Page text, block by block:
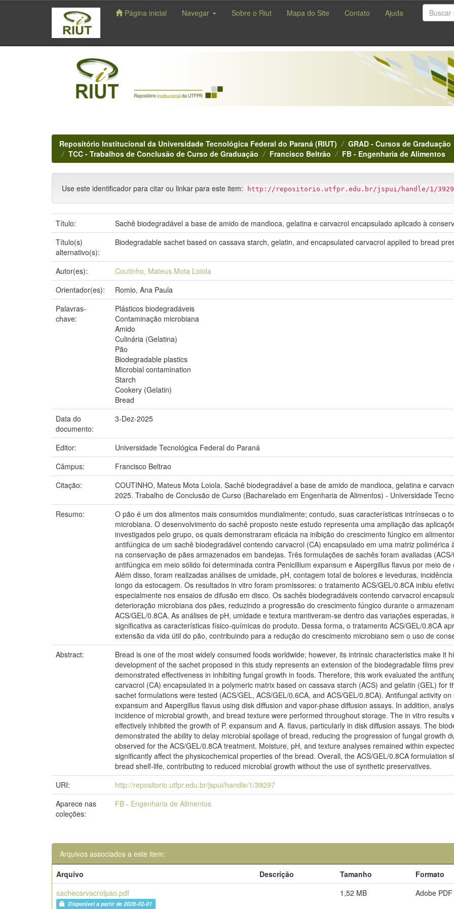
navigation
Página inicial Navegar Sobre o Riut Mapa do Site Contato Ajuda
Repositório Institucional da Universidade Tecnológica Federal do Paraná (RIUT)
GRAD - Cursos de Graduação
TCC - Trabalhos de Conclusão de Curso de Graduação
Francisco Beltrão FB - Engenharia de Alimentos
Use este identificador para citar ou linkar para este item: http://repositorio.utfpr.edu.br/jspui/handle/1/
Título:
Sachê biodegradável a base de amido de mandioca, gelatina e carvacrol encapsulado aplicado à
Título(s)
alternativo(s):
Biodegradable sachet based on cassava starch, gelatin, and encapsulated carvacrol applied to bread
Autor(es):
Coutinho, Mateus Mota Loiola
Orientador(es):
Romio, Ana Paula
Palavras-
chave:
Plásticos biodegradáveis
Contaminação microbiana
Amido
Culinária (Gelatina)
Pão
Biodegradable plastics
Microbial contamination
Starch
Cookery (Gelatin)
Bread
Data do
documento:
3-Dez-2025
Editor:
Universidade Tecnológica Federal do Paraná
Câmpus:
Francisco Beltrao
Citação:
COUTINHO, Mateus Mota Loiola. Sachê biodegradável a base de amido de mandioca, gelatina e
2025. Trabalho de Conclusão de Curso (Bacharelado em Engenharia de Alimentos) - Universidade
Resumo:
O pão é um dos alimentos mais consumidos mundialmente; contudo, suas características intrínsecas o
microbiana. O desenvolvimento do sachê proposto neste estudo representa uma ampliação das
investigados pelo grupo, os quais demonstraram eficácia na inibição do crescimento fúngico em
antifúngica de um sachê biodegradável contendo carvacrol (CA) encapsulado em uma matriz
na conservação de pães armazenados em bandejas. Três formulações de sachês foram avaliadas
antifúngica em meio sólido foi determinada contra Penicillium expansum e Aspergillus flavus por meio
Além disso, foram realizadas análises de umidade, pH, contagem total de bolores e leveduras,
longo da estocagem. Os resultados in vitro foram promissores: o tratamento ACS/GEL/0.8CA inibiu
especialmente nos ensaios de difusão em disco. Os sachês biodegradáveis contendo carvacrol
deterioração microbiana dos pães, reduzindo a progressão do crescimento fúngico durante o
ACS/GEL/0.8CA. As análises de pH, umidade e textura mantiveram-se dentro das variações
significativa as características físico-químicas do produto. Dessa forma, o tratamento ACS/GEL/0.8CA
extensão da vida útil do pão, contribuindo para a redução do crescimento microbiano sem o uso de
Abstract:
Bread is one of the most widely consumed foods worldwide; however, its intrinsic characteristics make it
development of the sachet proposed in this study represents an extension of the biodegradable films
demonstrated effectiveness in inhibiting fungal growth in foods. Therefore, this work evaluated the
carvacrol (CA) encapsulated in a polymeric matrix based on cassava starch (ACS) and gelatin (GEL) for
sachet formulations were tested (ACS/GEL, ACS/GEL/0.6CA, and ACS/GEL/0.8CA). Antifungal activity
expansum and Aspergillus flavus using disk diffusion and vapor-phase diffusion assays. In addition,
incidence of microbial growth, and bread texture were performed throughout storage. The in vitro results
effectively inhibited the growth of P. expansum and A. flavus, particularly in disk diffusion assays. The
demonstrated the ability to delay microbial spoilage of bread, reducing the progression of fungal growth
observed for the ACS/GEL/0.8CA treatment. Moisture, pH, and texture analyses remained within
significantly affect the physicochemical properties of the bread. Overall, the ACS/GEL/0.8CA formulation
bread shelf-life, contributing to reduced microbial growth without the use of synthetic preservatives.
URI:
http://repositorio.utfpr.edu.br/jspui/handle/1/39297
Aparece nas
coleções:
FB - Engenharia de Alimentos
Arquivos associados a este item:
Arquivo
Descrição Tamanho
Formato
sachecarvacrolpao.pdf
Disponível a partir de 2028-02-01
1,52 MB Adobe PDF